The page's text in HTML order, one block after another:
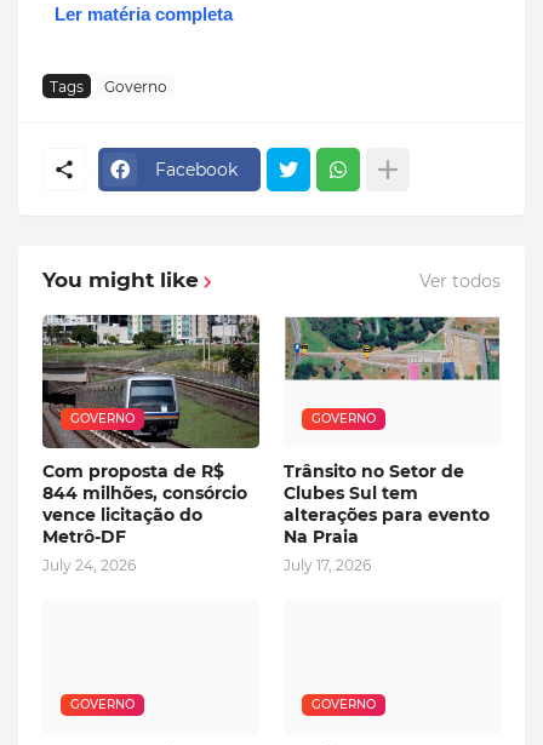
Ler matéria completa
Tags Governo
Facebook
You might like Ver todos
GOVERNO
Com proposta de R$
844 milhões, consórcio
vence licitação do
Metrô-DF
July 24, 2026
GOVERNO
Trânsito no Setor de
Clubes Sul tem
alterações para evento
Na Praia
July 17, 2026
GOVERNO GOVERNO